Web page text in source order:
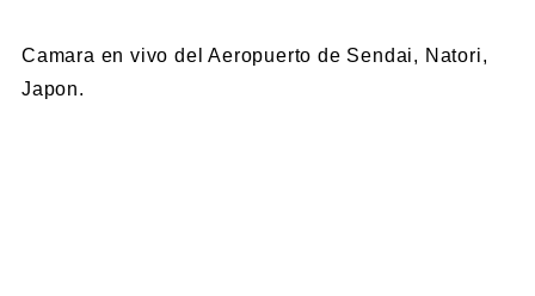
Camara en vivo del Aeropuerto de Sendai, Natori,
Japon.